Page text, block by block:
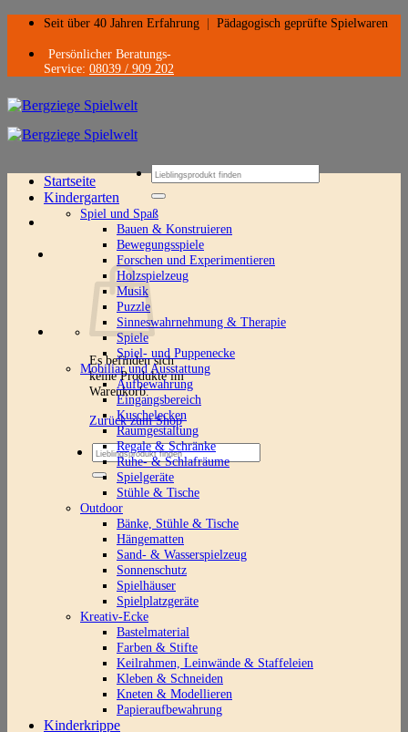
Zum
springen
Seit über 40 Jahren Erfahrung Pädagogisch geprüfte Spielwaren
Persönlicher Beratungs-
Service: 08039 / 909 202
Suchen
nach:
Es befinden sich
keine Produkte im
Warenkorb.
Zurück zum Shop
Suchen
nach:
Startseite
Kindergarten
Spiel und Spaß
Bauen & Konstruieren
Bewegungsspiele
Forschen und Experimentieren
Holzspielzeug
Musik
Puzzle
Sinneswahrnehmung & Therapie
Spiele
Spiel- und Puppenecke
Mobiliar und Ausstattung
Aufbewahrung
Eingangsbereich
Kuschelecken
Raumgestaltung
Regale & Schränke
Ruhe- & Schlafräume
Spielgeräte
Stühle & Tische
Outdoor
Bänke, Stühle & Tische
Hängematten
Sand- & Wasserspielzeug
Sonnenschutz
Spielhäuser
Spielplatzgeräte
Kreativ-Ecke
Bastelmaterial
Farben & Stifte
Keilrahmen, Leinwände & Staffeleien
Kleben & Schneiden
Kneten & Modellieren
Papieraufbewahrung
Kinderkrippe